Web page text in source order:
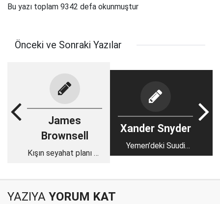
Bu yazı toplam 9342 defa okunmuştur
Önceki ve Sonraki Yazılar
James
Brownsell
Kışın seyahat planı mı
Xander Snyder
Yemen’deki Suudi
Koalisyonu
YAZIYA YORUM KAT